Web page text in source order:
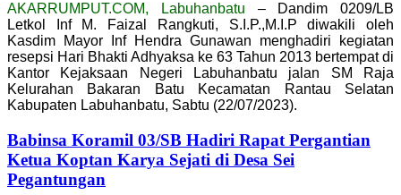
AKARRUMPUT.COM, Labuhanbatu – Dandim 0209/LB
Letkol Inf M. Faizal Rangkuti, S.I.P.,M.I.P diwakili oleh
Kasdim Mayor Inf Hendra Gunawan menghadiri kegiatan
resepsi Hari Bhakti Adhyaksa ke 63 Tahun 2013 bertempat di
Kantor Kejaksaan Negeri Labuhanbatu jalan SM Raja
Kelurahan Bakaran Batu Kecamatan Rantau Selatan
Kabupaten Labuhanbatu, Sabtu (22/07/2023).
Babinsa Koramil 03/SB Hadiri Rapat Pergantian
Ketua Koptan Karya Sejati di Desa Sei
Pegantungan